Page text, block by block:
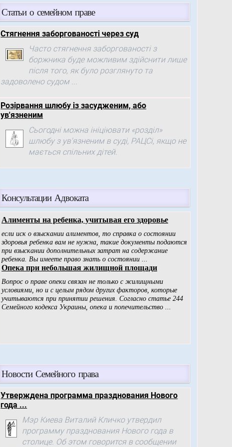
Статьи о семейном праве
Стягнення заборгованості через суд
Часто стягнення заборгованості з
боржника буде можливим здійснити лише
після того, як було розглянуто та
задоволено судом ...
Розірвання шлюбу із засудженим, або
ув'язненим
Сьогодні можна ініціювати «розділ»
шлюбу з ув'язненим в суді, РАЦСі, якщо не
мається спільних дітей.
Консультации Адвоката
Новости Семейного права
Утверждена программа празднования Нового
года ...
Мэр Киева Виталий Кличко утвердил
программу празднования Нового года в
столице. Об этом говорится в сообщении